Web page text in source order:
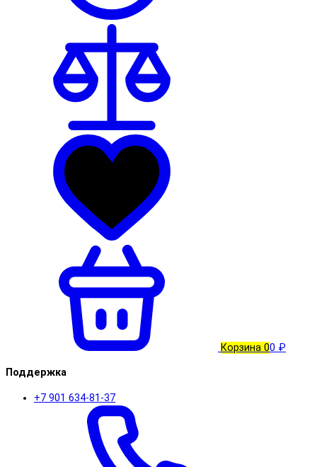
Корзина 00 ₽
Поддержка
+7 901 634-81-37